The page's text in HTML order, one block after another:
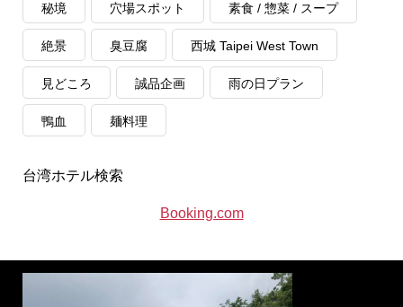
秘境 穴場スポット 素食 / 惣菜 / スープ
絶景 臭豆腐 西城 Taipei West Town
見どころ 誠品企画 雨の日プラン
鴨血 麺料理
台湾ホテル検索
Booking.com